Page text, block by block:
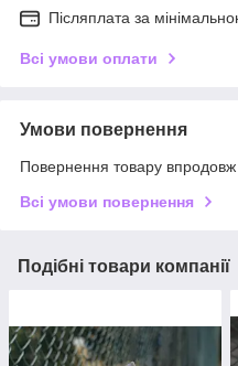
Післяплата за
Всі умови оплати
Умови повернення
Повернення товару впродовж
Всі умови повернення
Подібні товари компанії